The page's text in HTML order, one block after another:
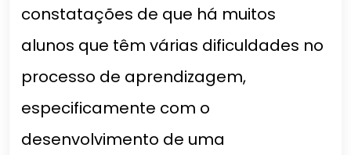
constatações de que há muitos
alunos que têm várias dificuldades no
processo de aprendizagem,
especificamente com o
desenvolvimento de uma